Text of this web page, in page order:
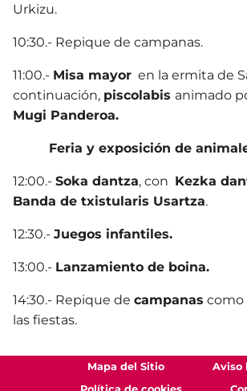
Urkizu.
10:30.- Repique de campanas.
11:00.- Misa mayor en la ermita de
continuación, piscolabis animado
Mugi Panderoa.
Feria y exposición de
12:00.- Soka dantza, con Kezka
Banda de txistularis Usartza.
12:30.- Juegos infantiles.
13:00.- Lanzamiento de boina.
14:30.- Repique de campanas como
las fiestas.
Mapa del Sitio
Aviso